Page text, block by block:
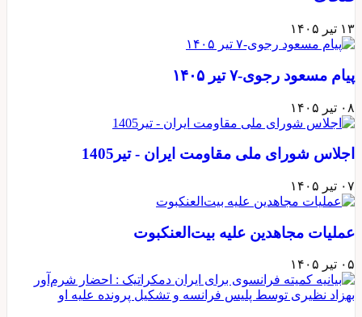
۱۳ تیر ۱۴۰۵
پیام مسعود رجوی-۷ تیر ۱۴۰۵
۰۸ تیر ۱۴۰۵
اجلاس شورای ملی مقاومت ایران - تیر1405
۰۷ تیر ۱۴۰۵
عملیات مجاهدین علیه بیت‌العنکبوت
۰۵ تیر ۱۴۰۵